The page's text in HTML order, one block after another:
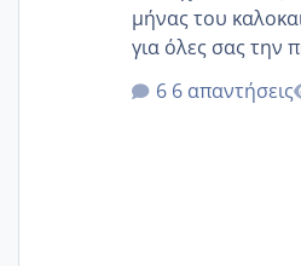
μήνας του
για όλες σας την
@Elk
@Zenia z
6 απαντήσεις